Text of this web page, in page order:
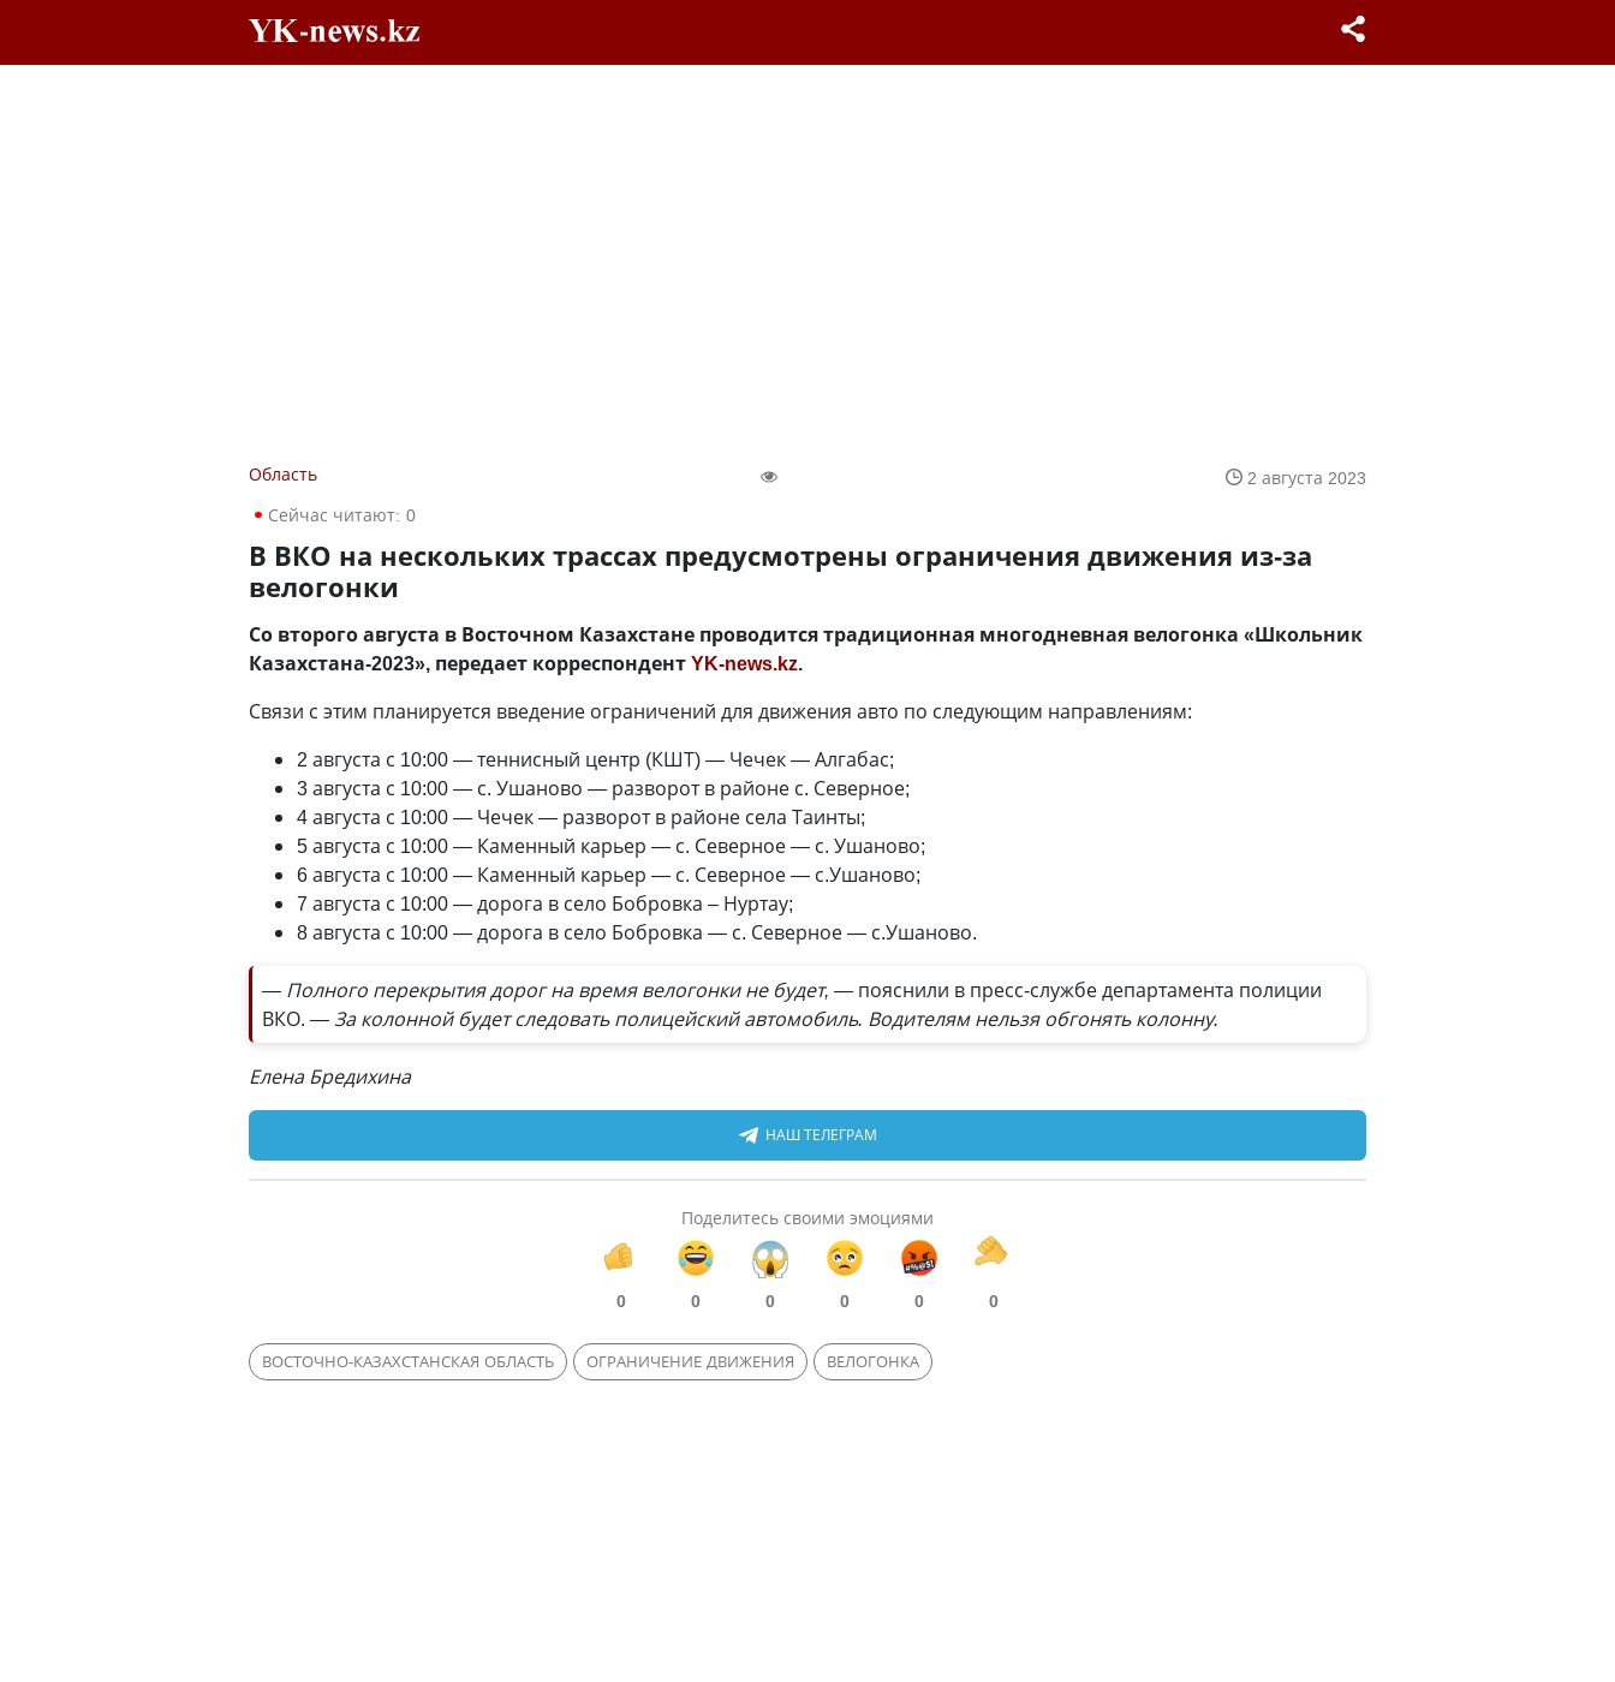
Область
2 августа 2023
Сейчас читают: 0
В ВКО на нескольких трассах предусмотрены ограничения движения из-за
велогонки
Со второго августа в Восточном Казахстане проводится традиционная многодневная велогонка «Школьник
Казахстана-2023», передает корреспондентYK-news.kz.
Связи с этим планируется введение ограничений для движения авто по следующим направлениям:
2 августа с 10:00 — теннисный центр (КШТ) — Чечек — Алгабас;
3 августа с 10:00 — с. Ушаново — разворот в районе с. Северное;
4 августа с 10:00 — Чечек — разворот в районе села Таинты;
5 августа с 10:00 — Каменный карьер — с. Северное — с. Ушаново;
6 августа с 10:00 — Каменный карьер — с. Северное — с.Ушаново;
7 августа с 10:00 — дорога в село Бобровка – Нуртау;
8 августа с 10:00 — дорога в село Бобровка — с. Северное — с.Ушаново.
— Полного перекрытия дорог на время велогонки не будет, — пояснили в пресс-службе департамента полиции
ВКО. — За колонной будет следовать полицейский автомобиль. Водителям нельзя обгонять колонну.
Елена Бредихина
НАШ ТЕЛЕГРАМ
Поделитесь своими эмоциями
0 0 0 0 0 0
ВОСТОЧНО-КАЗАХСТАНСКАЯ ОБЛАСТЬ ОГРАНИЧЕНИЕ ДВИЖЕНИЯ ВЕЛОГОНКА